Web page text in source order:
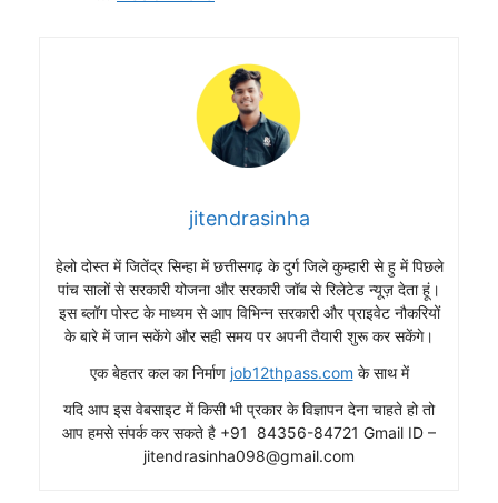
jitendrasinha
हेलो दोस्त में जितेंद्र सिन्हा में छत्तीसगढ़ के दुर्ग जिले कुम्हारी से हु में पिछले
पांच सालों से सरकारी योजना और सरकारी जॉब से रिलेटेड न्यूज़ देता हूं।
इस ब्लॉग पोस्ट के माध्यम से आप विभिन्न सरकारी और प्राइवेट नौकरियों
के बारे में जान सकेंगे और सही समय पर अपनी तैयारी शुरू कर सकेंगे।
एक बेहतर कल का निर्माण job12thpass.com के साथ में
यदि आप इस वेबसाइट में किसी भी प्रकार के विज्ञापन देना चाहते हो तो
आप हमसे संपर्क कर सकते है +91 84356-84721 Gmail ID –
jitendrasinha098@gmail.com